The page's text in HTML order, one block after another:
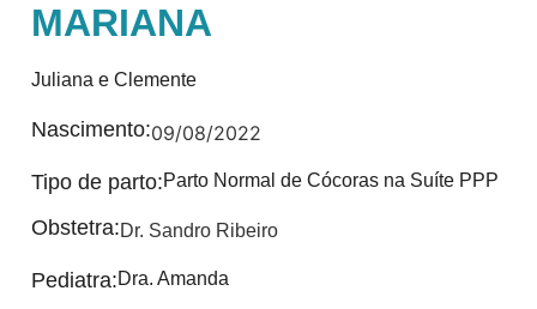
MARIANA
Juliana e Clemente
Nascimento:09/08/2022
Tipo de parto:Parto Normal de Cócoras na Suíte PPP
Obstetra:Dr. Sandro Ribeiro
Pediatra:Dra. Amanda